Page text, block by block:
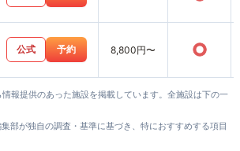
公式 予約 8,800円〜 ○
報提供のあった施設を掲載しています。全施設は下の一
部が独自の調査・基準に基づき、特におすすめする項目